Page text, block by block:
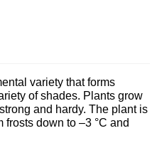
variety that forms
of shades. Plants grow
and hardy. The plant is
frosts down to –3 °C and
жука
муравьев
москитов,